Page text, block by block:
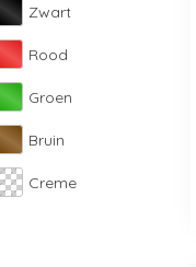
Zwart
Rood
Groen
Bruin
Creme